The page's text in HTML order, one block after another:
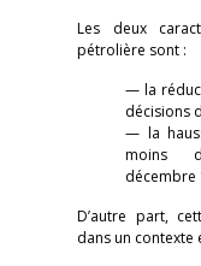
Les deux
pétrolière sont :
— la
décisions
— la
moins
décembre
D’autre part,
dans un contexte